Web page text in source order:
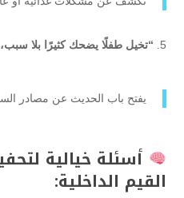
“تخيل طفلًا يضحك كثيرًا بلا
يفتح باب الحديث عن مصادر
أسئلة خيالية
القيم الداخلية: